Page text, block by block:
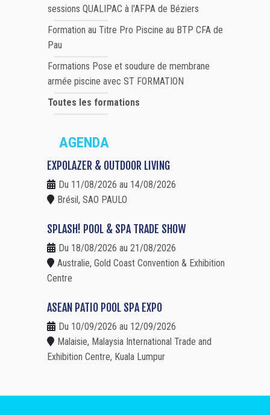
sessions QUALIPAC à l'AFPA de Béziers
Formation au Titre Pro Piscine au BTP CFA de
Pau
Formations Pose et soudure de membrane
armée piscine avec ST FORMATION
Toutes les formations
AGENDA
EXPOLAZER & OUTDOOR LIVING
Du 11/08/2026 au 14/08/2026
Brésil, SAO PAULO
SPLASH! POOL & SPA TRADE SHOW
Du 18/08/2026 au 21/08/2026
Australie, Gold Coast Convention & Exhibition
Centre
ASEAN PATIO POOL SPA EXPO
Du 10/09/2026 au 12/09/2026
Malaisie, Malaysia International Trade and
Exhibition Centre, Kuala Lumpur